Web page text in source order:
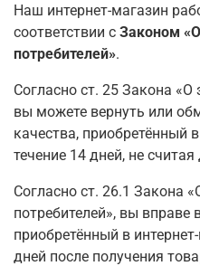
Наш интернет-магазин
соответствии с Законом
потребителей».
Согласно ст. 25 Закона «О
вы можете вернуть или
качества, приобретённый
течение 14 дней, не
Согласно ст. 26.1 Закона
потребителей», вы вправе
приобретённый в
дней после получения